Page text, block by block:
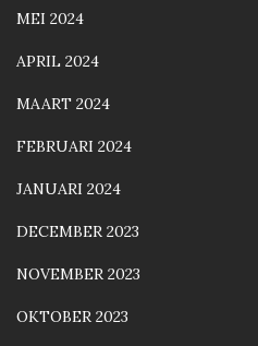
MEI 2024
APRIL 2024
MAART 2024
FEBRUARI 2024
JANUARI 2024
DECEMBER 2023
NOVEMBER 2023
OKTOBER 2023